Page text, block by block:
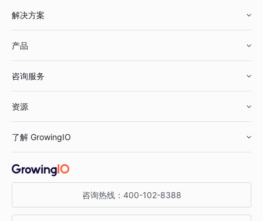
解决方案
鞋服行业
汽车行业
金融行业
产品
智能运营
获客分析
咨询服务
资源
增长公开课
增长博客
了解 GrowingIO
关于 GrowingIO
增长大会
咨询热线： 400-102-8388